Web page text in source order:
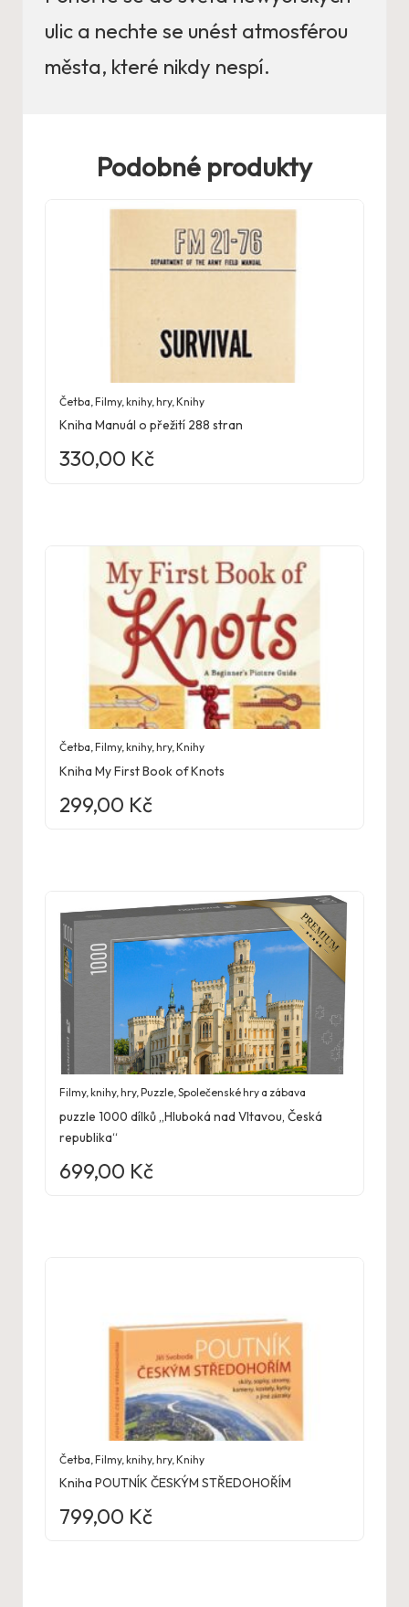
ulic a nechte se unést atmosférou
města, které nikdy nespí.
Podobné produkty
Četba ,Filmy, knihy, hry,Knihy
Kniha Manuál o přežití 288 stran
330,00 Kč
Četba,Filmy, knihy, hry,Knihy
Kniha My First Book of Knots
299,00 Kč
Filmy, knihy, hry,Puzzle,Společenské hry a zábava
puzzle 1000 dílků „Hluboká nad Vltavou, Česká
republika“
699,00 Kč
Četba ,Filmy, knihy, hry,Knihy
Kniha POUTNÍK ČESKÝM STŘEDOHOŘÍM
799,00 Kč